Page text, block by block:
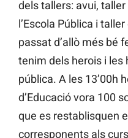
dels tallers: avui,
l’Escola Pública i
passat d’allò més bé
tenim dels herois i les
pública. A les 13’00h
d’Educació vora 100
que es restablisquen
corresponents als